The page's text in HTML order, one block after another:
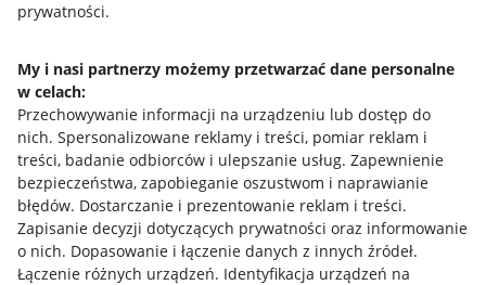
prywatności.
My i nasi partnerzy możemy przetwarzać dane personalne
w celach:
Przechowywanie informacji na urządzeniu lub dostęp do
nich. Spersonalizowane reklamy i treści, pomiar reklam i
treści, badanie odbiorców i ulepszanie usług. Zapewnienie
bezpieczeństwa, zapobieganie oszustwom i naprawianie
błędów. Dostarczanie i prezentowanie reklam i treści.
Zapisanie decyzji dotyczących prywatności oraz informowanie
o nich. Dopasowanie i łączenie danych z innych źródeł.
Łączenie różnych urządzeń. Identyfikacja urządzeń na
Jak to działa
Allegro Gadane dla sprzedających
Allegro Gadane dla kupujących
Mapa miejscowości
Informacje prawne
Regulamin